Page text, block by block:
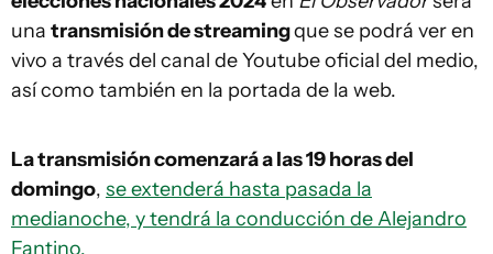
una transmisión de streamingque se podrá ver en
vivo a través del canal de Youtube oficial del medio,
así como también en la portada de la web.
La transmisión comenzará a las 19 horas del
domingo, se extenderá hasta pasada la
medianoche, y tendrá la conducción de Alejandro
Fantino.